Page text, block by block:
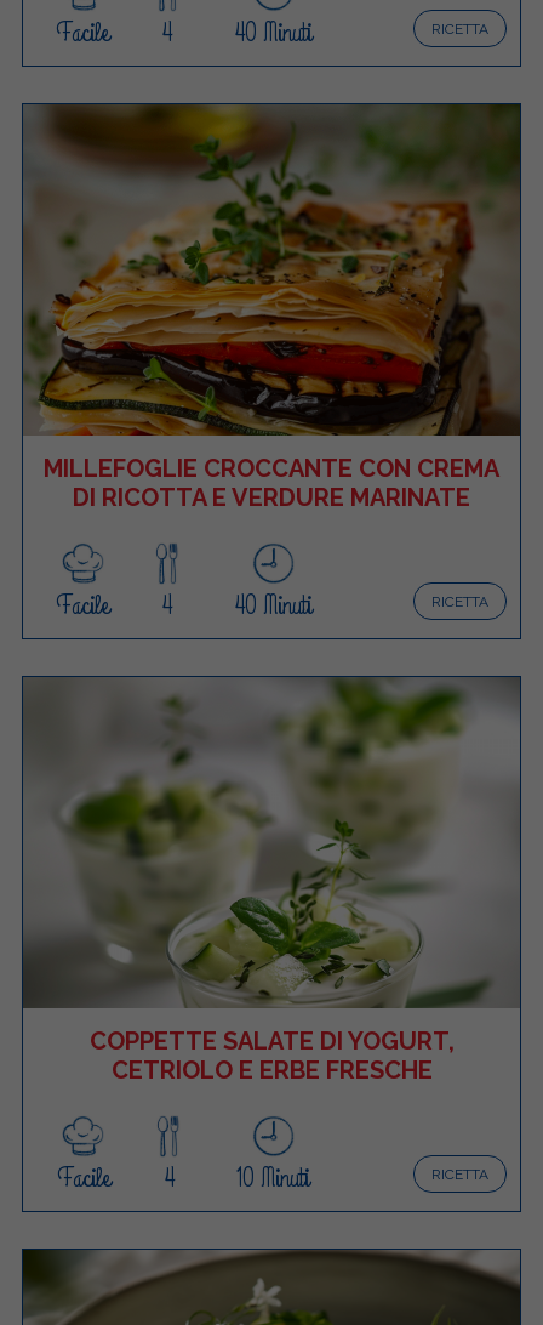
RICETTA
Facile 4 40 Minuti
MILLEFOGLIE CROCCANTE CON CREMA
DI RICOTTA E VERDURE MARINATE
RICETTA
Facile 4 40 Minuti
COPPETTE SALATE DI YOGURT,
CETRIOLO E ERBE FRESCHE
RICETTA
Facile 4 10 Minuti